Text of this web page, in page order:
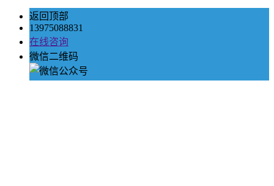
返回顶部
13975088831
在线咨询
微信二维码